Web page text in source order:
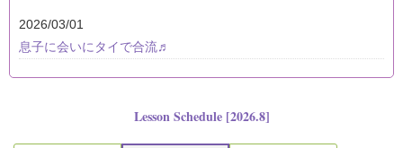
2026/03/01
息子に会いにタイで合流♬
Lesson Schedule [2026.8]